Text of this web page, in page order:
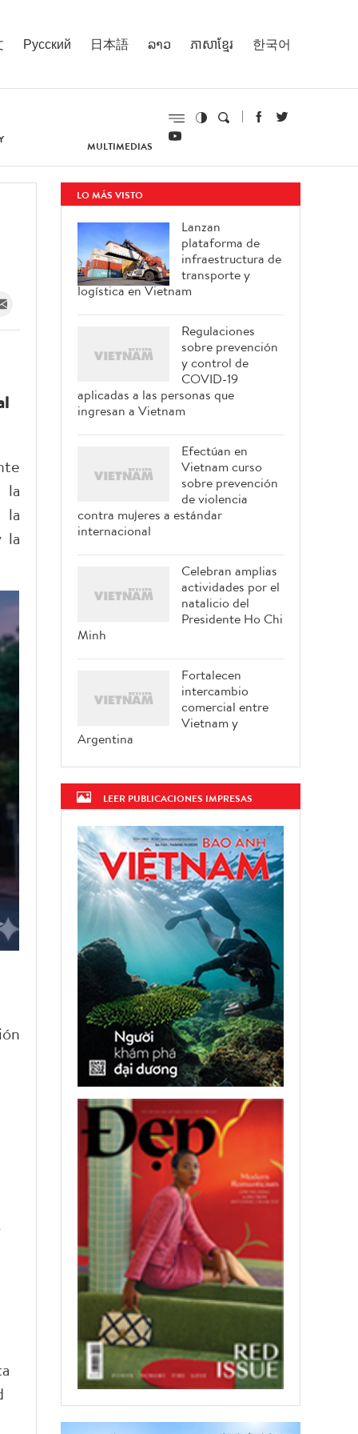
Русский 日本語 ລາວ ភាសាខ្មែរ 한국어
MULTIMEDIAS
la
la
la
LO MÁS VISTO
Lanzan
plataforma de
infraestructura de
transporte y
logística en Vietnam
Regulaciones
sobre prevención
y control de
COVID-19
aplicadas a las personas que
ingresan a Vietnam
Efectúan en
Vietnam curso
sobre prevención
de violencia
contra mujeres a estándar
internacional
Celebran amplias
actividades por el
natalicio del
Presidente Ho Chi
Minh
Fortalecen
intercambio
comercial entre
Vietnam y
Argentina
LEER PUBLICACIONES IMPRESAS